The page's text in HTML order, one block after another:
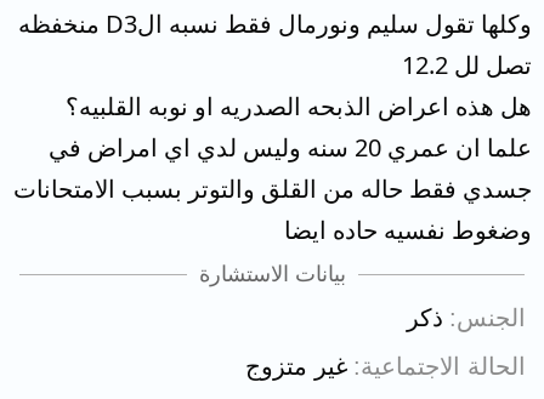
وكلها تقول سليم ونورمال فقط نسبه الD3 منخفظه
تصل لل 12.2
هل هذه اعراض الذبحه الصدريه او نوبه القلبيه؟
علما ان عمري 20 سنه وليس لدي اي امراض في
جسدي فقط حاله من القلق والتوتر بسبب الامتحانات
وضغوط نفسيه حاده ايضا
بيانات الاستشارة
الجنس ذكر
الحالة الاجتماعية غير متزوج